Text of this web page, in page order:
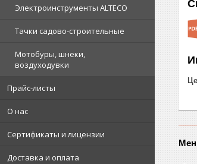
Электроинструменты ALTECO
Тачки садово-строительные
Мотобуры, шнеки,
воздуходувки
Прайс-листы
О нас
Сертификаты и лицензии
Доставка и оплата